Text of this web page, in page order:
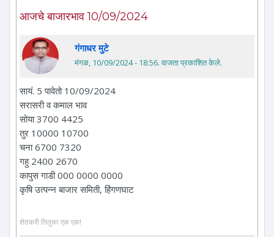
आजचे बाजारभाव 10/09/2024
गंगाधर मुटे
मंगळ, 10/09/2024 - 18:56. वाजता प्रकाशित केले.
सायं. 5 पावेतो 10/09/2024
सरासरी व कमाल भाव
सोया 3700 4425
तुर 10000 10700
चना 6700 7320
गहु 2400 2670
कापुस गाडी 000 0000 0000
कृषि उत्पन्न बाजार समिती, हिंगणघाट
शेतकरी तितुका एक एक!